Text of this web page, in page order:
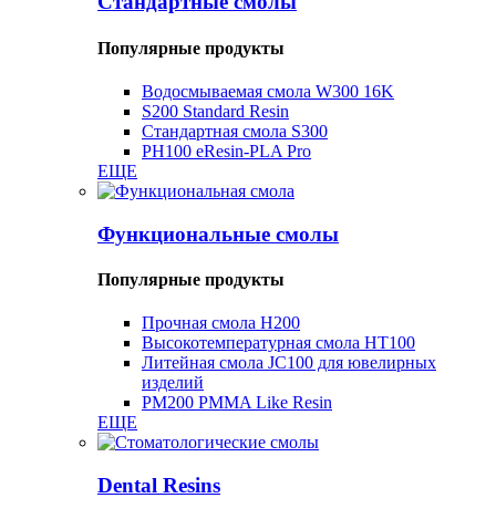
Популярные продукты
Водосмываемая смола W300 16K
S200 Standard Resin
Стандартная смола S300
PH100 ​​eResin-PLA Pro
ЕЩЕ
Функциональные смолы
Популярные продукты
Прочная смола H200
Высокотемпературная смола HT100
Литейная смола JC100 для ювелирных
изделий
PM200 PMMA Like Resin
ЕЩЕ
Dental Resins